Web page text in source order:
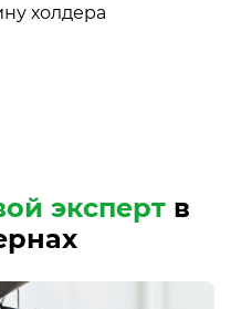
холдера
эксперт в